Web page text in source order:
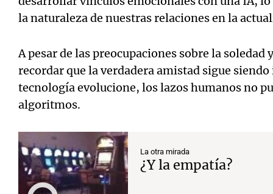
la naturaleza de nuestras relaciones en la
A pesar de las preocupaciones sobre la
recordar que la verdadera amistad sigue
tecnología evolucione, los lazos humanos no
algoritmos.
La otra mirada
¿Y la empatía?